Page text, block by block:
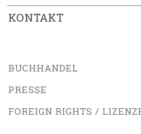
KONTAKT
BUCHHANDEL
PRESSE
FOREIGN RIGHTS /